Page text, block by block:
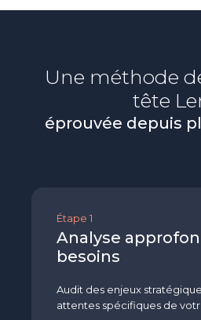
Une méthode
tête
éprouvée depuis
Étape 1
Analyse
besoins
Audit des enjeux
attentes spécifiques de